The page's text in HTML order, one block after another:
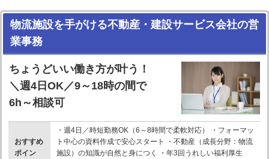
物流施設を手がける不動産・建設サービス会社の営
業事務
ちょうどいい働き方が叶う！
＼週4日OK／9～18時の間で
6h～相談可
おすすめ
ポイン
・週4日／時短勤務OK（6～8時間で柔軟対応） ・フォーマッ
ト中心の資料作成で安心スタート ・不動産（成長分野：物流
施設）の知識が自然と身につく ・年3回うれしい福利厚生